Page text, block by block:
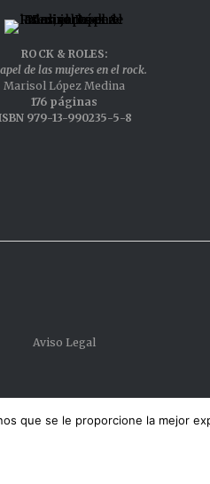
ROCK & ROLES:
de las mujeres en el rock.
Marisol López Medina
176 páginas
979-13-990235-5-8
Aviso Legal
Allanamiento de MIrada
que se le proporcione la mejor